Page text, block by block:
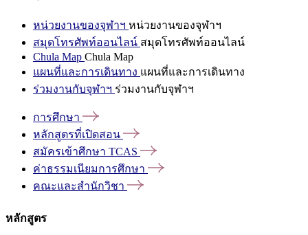
หน่วยงานของจุฬาฯ หน่วยงานของจุฬาฯ
สมุดโทรศัพท์ออนไลน์ สมุดโทรศัพท์ออนไลน์
Chula Map Chula Map
แผนที่และการเดินทาง แผนที่และการเดินทาง
ร่วมงานกับจุฬาฯ ร่วมงานกับจุฬาฯ
การศึกษา
หลักสูตรที่เปิดสอน
สมัครเข้าศึกษา TCAS
ค่าธรรมเนียมการศึกษา
คณะและสำนักวิชา
หลักสูตร